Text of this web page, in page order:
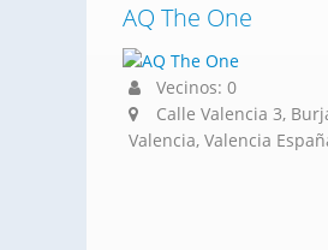
AQ The One
Vecinos: 0
Calle Valencia 3,
Valencia, Valencia